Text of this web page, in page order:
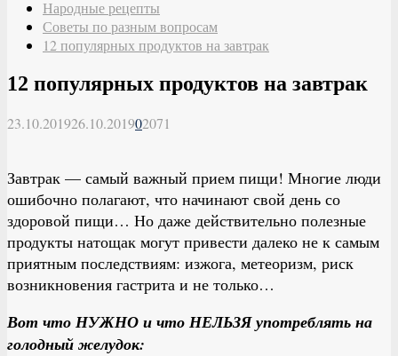
Народные рецепты
Советы по разным вопросам
12 популярных продуктов на завтрак
12 популярных продуктов на завтрак
23.10.201926.10.201902071
Завтрак — самый важный прием пищи! Многие люди
ошибочно полагают, что начинают свой день со
здоровой пищи… Но даже действительно полезные
продукты натощак могут привести далеко не к самым
приятным последствиям: изжога, метеоризм, риск
возникновения гастрита и не только…
Вот что НУЖНО и что НЕЛЬЗЯ употреблять на
голодный желудок: